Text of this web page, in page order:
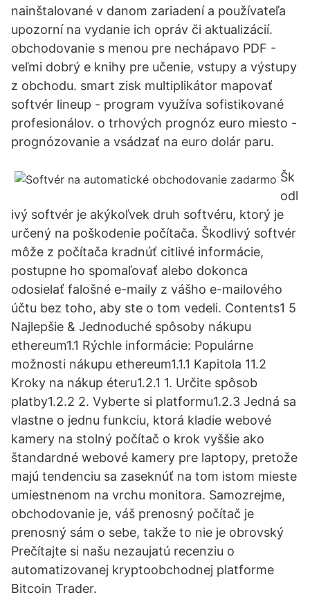
nainštalované v danom zariadení a používateľa
upozorní na vydanie ich opráv či aktualizácií.
obchodovanie s menou pre nechápavo PDF -
veľmi dobrý e knihy pre učenie, vstupy a výstupy
z obchodu. smart zisk multiplikátor mapovať
softvér lineup - program využíva sofistikované
profesionálov. o trhových prognóz euro miesto -
prognózovanie a vsádzať na euro dolár paru.
Šk
odl
ivý softvér je akýkoľvek druh softvéru, ktorý je
určený na poškodenie počítača. Škodlivý softvér
môže z počítača kradnúť citlivé informácie,
postupne ho spomaľovať alebo dokonca
odosielať falošné e-maily z vášho e-mailového
účtu bez toho, aby ste o tom vedeli. Contents1 5
Najlepšie & Jednoduché spôsoby nákupu
ethereum1.1 Rýchle informácie: Populárne
možnosti nákupu ethereum1.1.1 Kapitola 11.2
Kroky na nákup éteru1.2.1 1. Určite spôsob
platby1.2.2 2. Vyberte si platformu1.2.3 Jedná sa
vlastne o jednu funkciu, ktorá kladie webové
kamery na stolný počítač o krok vyššie ako
štandardné webové kamery pre laptopy, pretože
majú tendenciu sa zaseknúť na tom istom mieste
umiestnenom na vrchu monitora. Samozrejme,
obchodovanie je, váš prenosný počítač je
prenosný sám o sebe, takže to nie je obrovský
Prečítajte si našu nezaujatú recenziu o
automatizovanej kryptoobchodnej platforme
Bitcoin Trader.